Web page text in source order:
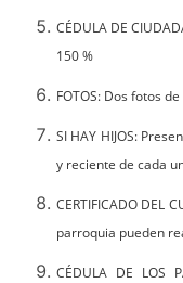
CÉDULA DE
150 %
FOTOS: Dos fotos
SI HAY HIJOS:
y reciente de cada
CERTIFICADO DEL
parroquia pueden
CÉDULA DE LOS